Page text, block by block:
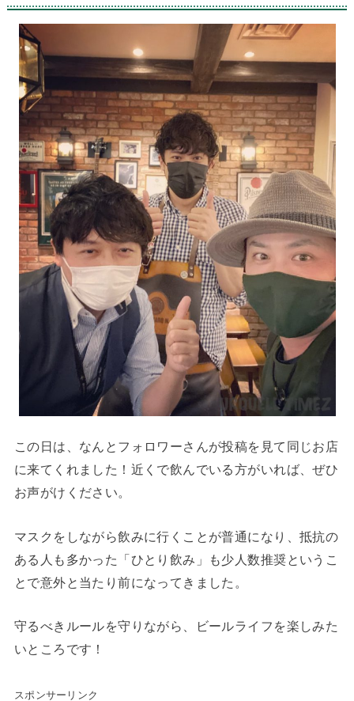
この日は、なんとフォロワーさんが投稿を見て同じお店
に来てくれました！近くで飲んでいる方がいれば、ぜひ
お声がけください。
マスクをしながら飲みに行くことが普通になり、抵抗の
ある人も多かった「ひとり飲み」も少人数推奨というこ
とで意外と当たり前になってきました。
守るべきルールを守りながら、ビールライフを楽しみた
いところです！
スポンサーリンク